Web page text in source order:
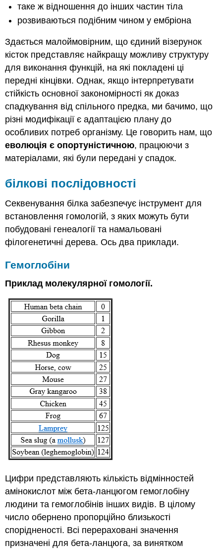
таке ж відношення до інших частин тіла
розвиваються подібним чином у ембріона
Здається малоймовірним, що єдиний візерунок
кісток представляє найкращу можливу структуру
для виконання функцій, на які покладені ці
передні кінцівки. Однак, якщо інтерпретувати
стійкість основної закономірності як доказ
спадкування від спільного предка, ми бачимо, що
різні модифікації є адаптацією плану до
особливих потреб організму. Це говорить нам, що
еволюція є опортуністичною, працюючи з
матеріалами, які були передані у спадок.
білкові послідовності
Секвенування білка забезпечує інструмент для
встановлення гомологій, з яких можуть бути
побудовані генеалогії та намальовані
філогенетичні дерева. Ось два приклади.
Гемоглобіни
Приклад молекулярної гомології.
Цифри представляють кількість відмінностей
амінокислот між бета-ланцюгом гемоглобіну
людини та гемоглобінів інших видів. В цілому
число обернено пропорційно близькості
спорідненості. Всі перераховані значення
призначені для бета-ланцюга, за винятком